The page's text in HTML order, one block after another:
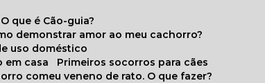
O que é Cão-guia?
demonstrar amor ao meu cachorro?
uso doméstico
em casa
Primeiros socorros para cães
comeu veneno de rato. O que fazer?